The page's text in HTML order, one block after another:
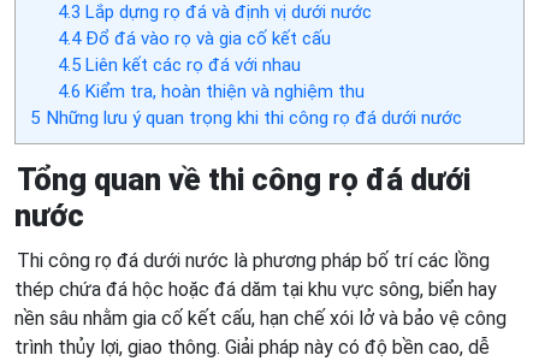
4.3 Lắp dựng rọ đá và định vị dưới nước
4.4Đổ đá vào rọ và gia cố kết cấu
4.5Liên kết các rọ đá với nhau
4.6 Kiểm tra, hoàn thiện và nghiệm thu
5 Những lưu ý quan trọng khi thi công rọ đá dưới nước
Tổng quan về thi công rọ đá dưới
nước
Thi công rọ đá dưới nước là phương pháp bố trí các lồng
thép chứa đá hộc hoặc đá dăm tại khu vực sông, biển hay
nền sâu nhằm gia cố kết cấu, hạn chế xói lở và bảo vệ công
trình thủy lợi, giao thông. Giải pháp này có độ bền cao, dễ